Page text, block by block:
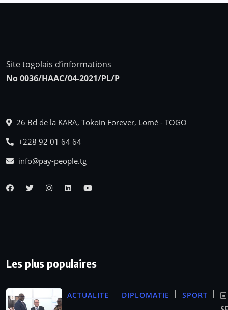
Site togolais d’informations
No 0036/HAAC/04-2021/PL/P
26 Bd de la KARA, Tokoin Forever, Lomé - TOGO
+228 92 01 64 64
info@pay-people.tg
Les plus populaires
ACTUALITE DIPLOMATIE SPORT